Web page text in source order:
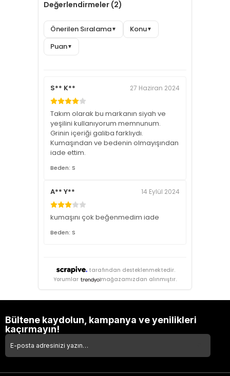
Değerlendirmeler (2)
Önerilen Sıralama▼ Konu▼
Puan▼
S** K** 27 Haziran 2024
Takım olarak bu markanın siyah ve
yeşilini kullanıyorum memnunum.
Grinin içeriği galiba farklıydı.
Kumaşından ve bedenin olmayışından
iade ettim.
Beden: S
A** Y** 14 Eylül 2024
kumaşını çok beğenmedim iade
Beden: S
tarafından desteklenmektedir.
Yorumlar
mağazamızdan alınmıştır.
Bültene kaydolun, kampanya ve yenilikleri
kaçırmayın!